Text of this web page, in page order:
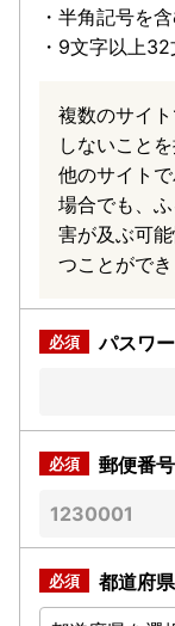
・半角記号を
・9文字以上
複数のサイ
しないことを
他のサイト
場合でも、
害が及ぶ可
つことができ
パスワ
郵便番号
都道府県